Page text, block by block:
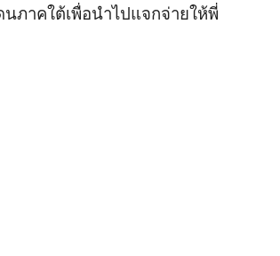
ภาคใต้เพื่อนำไปแจกจ่ายให้พี่